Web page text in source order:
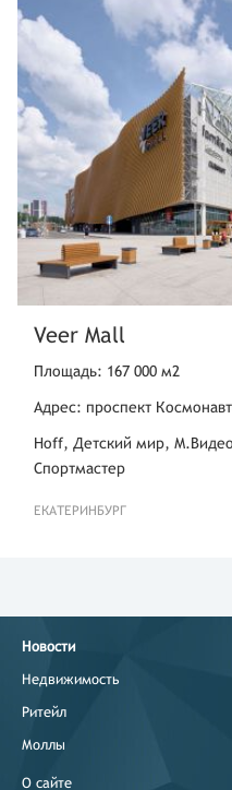
Veer Mall
Площадь: 167 000 м2
Адрес: проспект
Hoff, Детский мир,
Спортмастер
ЕКАТЕРИНБУРГ
Новости
Недвижимость
Ритейл
Моллы
О сайте